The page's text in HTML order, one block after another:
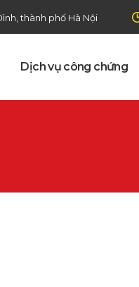
thành phố Hà Nội
Dịch vụ công chứng